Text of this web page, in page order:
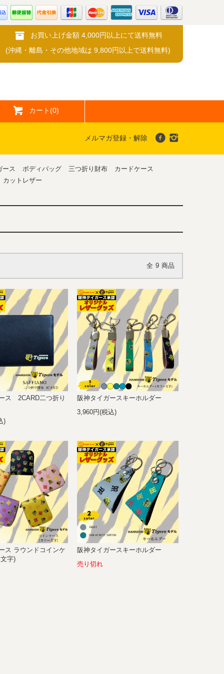
お買い上げ金額 4,000円以上にて送料無料
(沖縄・離島・その他地域は 9,800円以上で送料無料)
カート(0)
メルマガ登録・解除
ース ボディバッグ 三つ折り財布
カードケース
カットレザー
全 9 商品
ス 2CARD二つ折り
)
阪神タイガースキーホルダー
3,960円(税込)
ス ラウンドコインケ
字)
阪神タイガースキーホルダー
売り切れ